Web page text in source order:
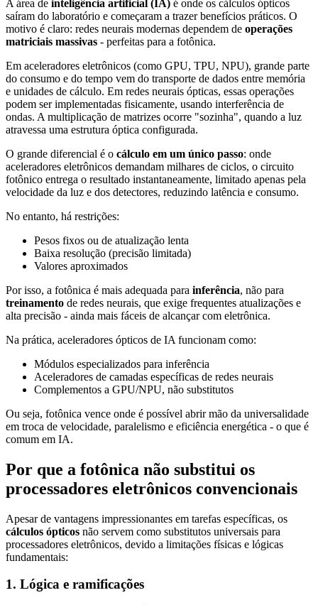
A área de inteligência artificial (IA) é onde os cálculos ópticos
saíram do laboratório e começaram a trazer benefícios práticos. O
motivo é claro: redes neurais modernas dependem de operações
matriciais massivas - perfeitas para a fotônica.
Em aceleradores eletrônicos (como GPU, TPU, NPU), grande parte
do consumo e do tempo vem do transporte de dados entre memória
e unidades de cálculo. Em redes neurais ópticas, essas operações
podem ser implementadas fisicamente, usando interferência de
ondas. A multiplicação de matrizes ocorre "sozinha", quando a luz
atravessa uma estrutura óptica configurada.
O grande diferencial é o cálculo em um único passo: onde
aceleradores eletrônicos demandam milhares de ciclos, o circuito
fotônico entrega o resultado instantaneamente, limitado apenas pela
velocidade da luz e dos detectores, reduzindo latência e consumo.
No entanto, há restrições:
Pesos fixos ou de atualização lenta
Baixa resolução (precisão limitada)
Valores aproximados
Por isso, a fotônica é mais adequada para inferência, não para
treinamento de redes neurais, que exige frequentes atualizações e
alta precisão - ainda mais fáceis de alcançar com eletrônica.
Na prática, aceleradores ópticos de IA funcionam como:
Módulos especializados para inferência
Aceleradores de camadas específicas de redes neurais
Complementos a GPU/NPU, não substitutos
Ou seja, fotônica vence onde é possível abrir mão da universalidade
em troca de velocidade, paralelismo e eficiência energética - o que é
comum em IA.
Por que a fotônica não substitui os
processadores eletrônicos convencionais
Apesar de vantagens impressionantes em tarefas específicas, os
cálculos ópticos não servem como substitutos universais para
processadores eletrônicos, devido a limitações físicas e lógicas
fundamentais:
1. Lógica e ramificações